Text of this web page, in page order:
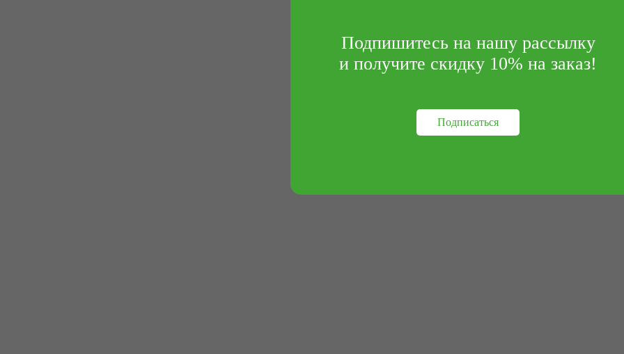
Подпишитесь на нашу рассылку
и получите скидку 10% на заказ!
Подписаться